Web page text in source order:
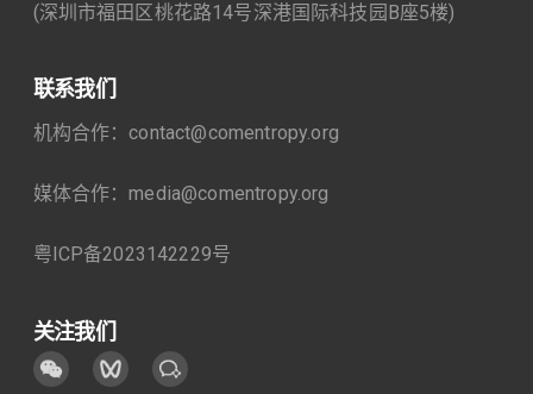
(深圳市福田区桃花路14号深港国际科技园B座5楼)
联系我们
机构合作：contact@comentropy.org
媒体合作：media@comentropy.org
粤ICP备2023142229号
关注我们